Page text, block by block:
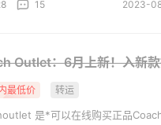
15 2023-
Outlet：6月上新！入新
最低价 转运
是*可以在线购买正品